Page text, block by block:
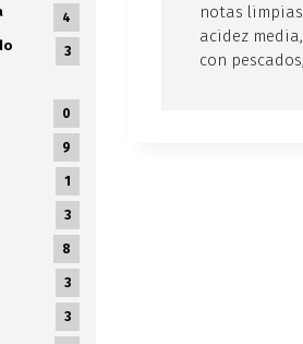
4
3
0
9
1
3
8
3
3
notas
acidez
con